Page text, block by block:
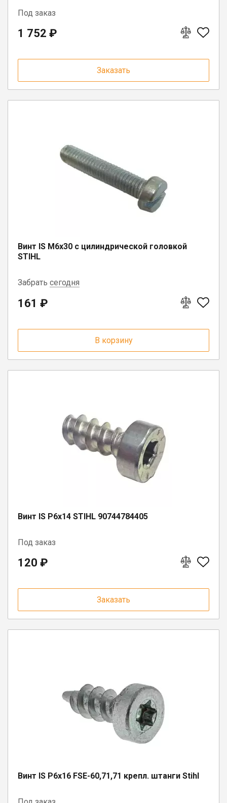
Под заказ
1 752 ₽
Заказать
Винт IS M6х30 с цилиндрической головкой
STIHL
Забрать сегодня
г. Вологда, ул. Саммера, д. 23
161 ₽
В корзину
Винт IS P6х14 STIHL 90744784405
Под заказ
120 ₽
Заказать
Винт IS P6х16 FSE-60,71,71 крепл. штанги Stihl